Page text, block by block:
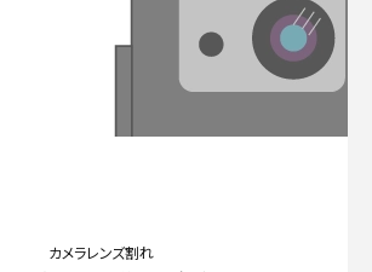
カメラレンズ割れ